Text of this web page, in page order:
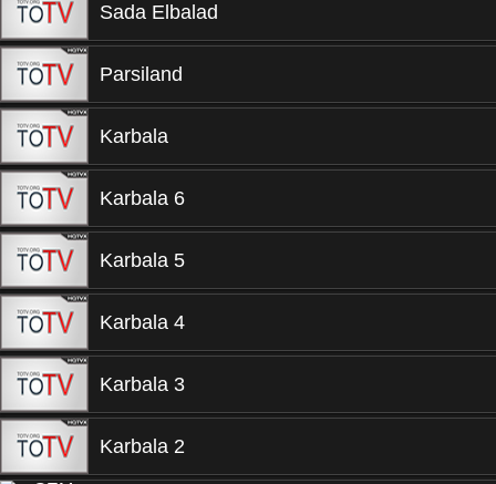
Sada Elbalad
Parsiland
Karbala
Karbala 6
Karbala 5
Karbala 4
Karbala 3
Karbala 2